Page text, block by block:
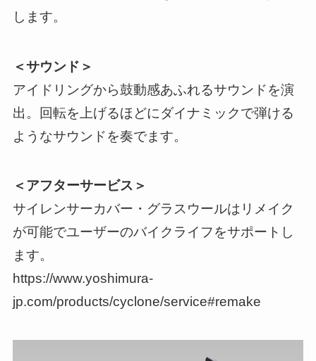
します。
＜サウンド＞
アイドリングから鼓動感あふれるサウンドを演
出。回転を上げるほどにダイナミックで弾ける
ようなサウンドを奏でます。
＜アフターサービス＞
サイレンサーカバー・グラスウールはリメイク
が可能でユーザーのバイクライフをサポートし
ます。
https://www.yoshimura-
jp.com/products/cyclone/service#remake